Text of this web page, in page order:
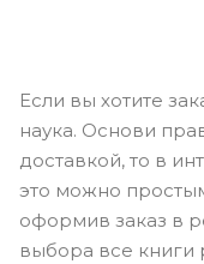
Если вы хотите
наука. Основи
доставкой, то в
это можно
оформив заказ в
выбора все